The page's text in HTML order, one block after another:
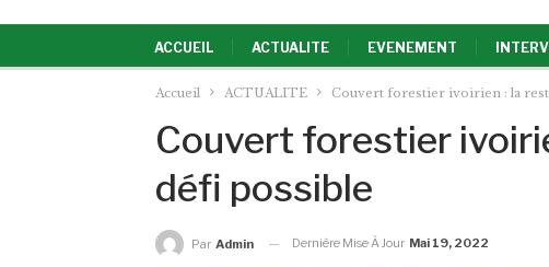
ACCUEIL ACTUALITE EVENEMENT
Accueil ACTUALITE Couvert forestier ivoirien : la
Couvert forestier
défi possible
Par Admin Dernière Mise À Jour Mai 19, 2022